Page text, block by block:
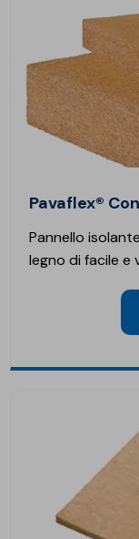
Pavaflex®
Pannello
legno di facile e